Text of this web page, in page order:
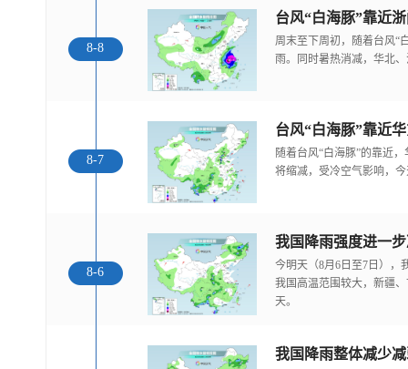
8-8
台风“白海豚”靠近
周末至下周初，随着台风“
雨。同时暑热消减，华北
8-7
随着台风“白海豚”的靠近
将缩减，受冷空气影响，
8-6
今明天（8月6日至7日），
我国高温范围较大，新疆
天。
我国降雨整体减少